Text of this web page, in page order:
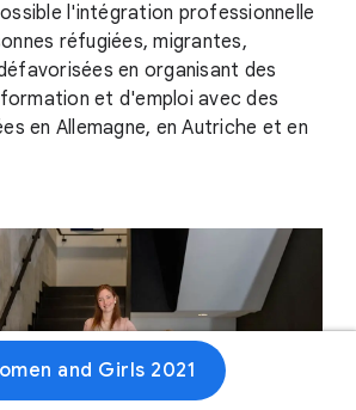
l'intégration professionnelle
réfugiées, migrantes,
en organisant des
et d'emploi avec des
en Allemagne, en Autriche et en
and Girls 2021